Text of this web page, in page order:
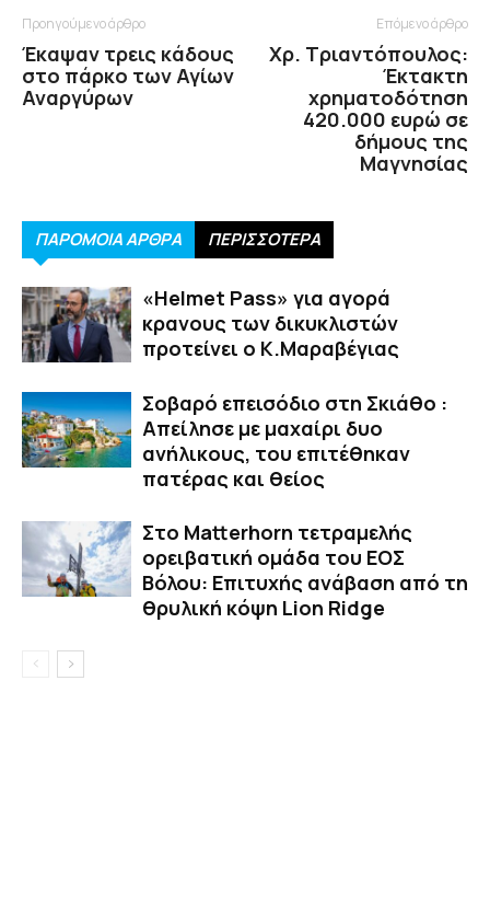
Προηγούμενο άρθρο
Έκαψαν τρεις κάδους
στο πάρκο των Αγίων
Αναργύρων
Επόμενο άρθρο
Χρ. Τριαντόπουλος:
Έκτακτη
χρηματοδότηση
420.000 ευρώ σε
δήμους της
Μαγνησίας
ΠΑΡΟΜΟΙΑ ΑΡΘΡΑ ΠΕΡΙΣΣΟΤΕΡΑ
«Helmet Pass» για αγορά
κρανους των δικυκλιστών
προτείνει ο Κ.Μαραβέγιας
Σοβαρό επεισόδιο στη Σκιάθο :
Απείλησε με μαχαίρι δυο
ανήλικους, του επιτέθηκαν
πατέρας και θείος
Στο Matterhorn τετραμελής
ορειβατική ομάδα του ΕΟΣ
Βόλου: Επιτυχής ανάβαση από τη
θρυλική κόψη Lion Ridge